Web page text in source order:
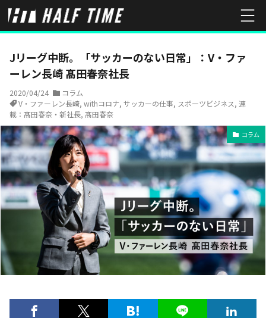
HOME コラム Jリーグ中断。「サッカーのない日常」：V・ファー
Jリーグ中断。「サッカーのない日常」：V・ファ
ーレン長崎 髙田春奈社長
2020/04/24
コラム
V・ファーレン長崎, withコロナ, サッカーの仕事, スポーツビジネス, 連
載：髙田春奈・新社長, 髙田春奈
コラム